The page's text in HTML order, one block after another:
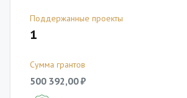
Поддержанные проекты
1
Сумма грантов
500 392,00 ₽